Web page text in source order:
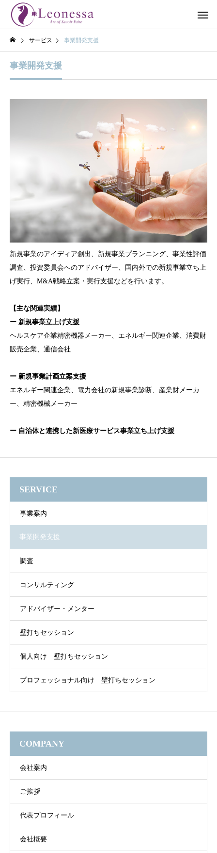
サービス 事業開発支援
事業開発支援
新規事業のアイディア創出、新規事業プランニング、事業性評価
調査、投資委員会へのアドバイザー、国内外での新規事業立ち上
げ実行、M&A戦略立案・実行支援などを行います。
【主な関連実績】
ー 新規事業立上げ支援
ヘルスケア企業精密機器メーカー、エネルギー関連企業、消費財
販売企業、通信会社
ー 新規事業計画立案支援
エネルギー関連企業、電力会社の新規事業診断、産業財メーカ
ー、精密機械メーカー
ー 自治体と連携した新医療サービス事業立ち上げ支援
SERVICE
事業案内
事業開発支援
調査
コンサルティング
アドバイザー・メンター
壁打ちセッション
個人向け 壁打ちセッション
プロフェッショナル向け 壁打ちセッション
COMPANY
会社案内
ご挨拶
代表プロフィール
会社概要